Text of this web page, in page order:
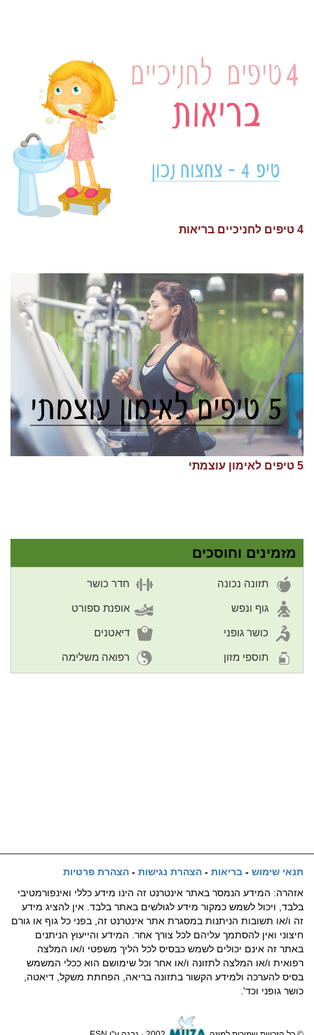
4 טיפים לחניכיים בריאות
5 טיפים לאימון עוצמתי
מזמינים וחוסכים
תזונה נכונה חדר כושר
גוף ונפש אופנת ספורט
כושר גופני דיאטנים
תוספי מזון רפואה משלימה
תנאי שימוש - בריאות - הצהרת נגישות - הצהרת פרטיות
אזהרה: המידע הנמסר באתר אינטרנט זה הינו מידע כללי ואינפורמטיבי
בלבד, ויכול לשמש כמקור מידע לגולשים באתר בלבד. אין להציג מידע
זה ו/או תשובות הניתנות במסגרת אתר אינטרנט זה, בפני כל גוף או גורם
חיצוני ואין להסתמך עליהם לכל צורך אחר. המידע והייעוץ הניתנים
באתר זה אינם יכולים לשמש כבסיס לכל הליך משפטי ו/או המלצה
רפואית ו/או המלצה לתזונה ו/או אחר וכל שימושם הוא ככלי המשמש
בסיס להערכה ולמידע הקשור בתזונה בריאה, הפחתת משקל, דיאטה,
כושר גופני וכד'.